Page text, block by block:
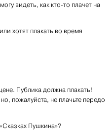
видеть, как кто-то плачет на
хотят плакать во время
Публика должна плакать!
пожалуйста, не плачьте передо
Пушкина»?